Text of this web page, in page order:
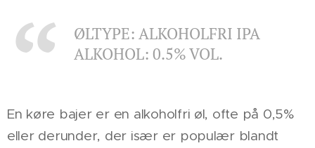
ØLTYPE: ALKOHOLFRI IPA
ALKOHOL: 0.5% VOL.
En køre bajer er en alkoholfri øl, ofte på 0,5%
eller derunder, der især er populær blandt